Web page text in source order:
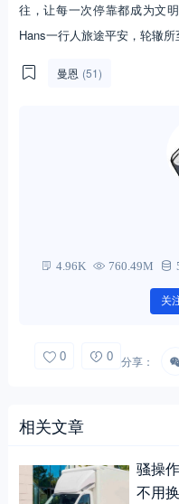
往，让每一次停靠都成为文
Hans一行人旅途平安，轮辙所
曼恩 (51)
4.96K 760.49M
关
0 0 分享：
相关文章
骚操
不用